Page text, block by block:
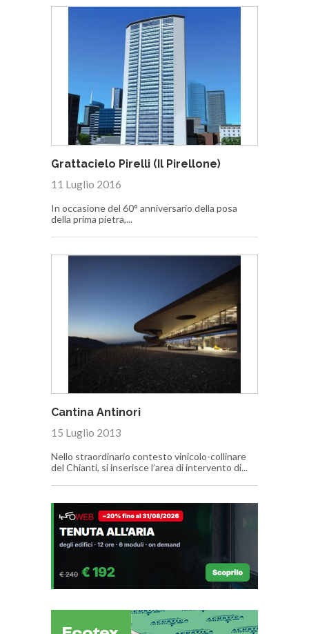
Grattacielo Pirelli (Il Pirellone)
11 Luglio 2016
In occasione del 60° anniversario della posa
della prima pietra,...
Cantina Antinori
15 Luglio 2013
Nello straordinario contesto vinicolo-collinare
del Chianti, si inserisce l’area di intervento di...